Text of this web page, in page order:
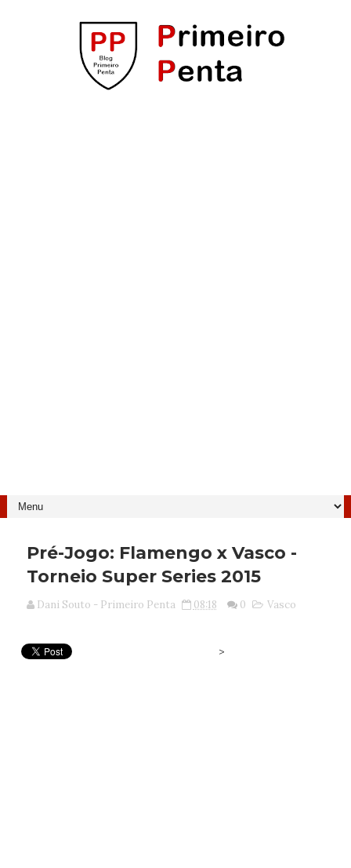
Pré-Jogo: Flamengo x Vasco -
Torneio Super Series 2015
Dani Souto - Primeiro Penta 08:18 0 Vasco
>